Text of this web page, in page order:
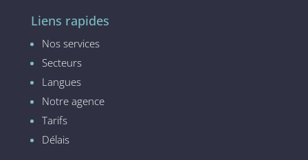
Liens rapides
Nos services
Secteurs
Langues
Notre agence
Tarifs
Délais